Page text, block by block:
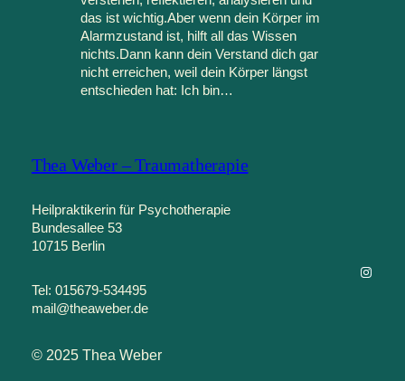
das ist wichtig.Aber wenn dein Körper im
Alarmzustand ist, hilft all das Wissen
nichts.Dann kann dein Verstand dich gar
nicht erreichen, weil dein Körper längst
entschieden hat: Ich bin…
Thea Weber – Traumatherapie
Heilpraktikerin für Psychotherapie
Bundesallee 53
10715 Berlin
Tel: 015679-534495
mail@theaweber.de
© 2025 Thea Weber